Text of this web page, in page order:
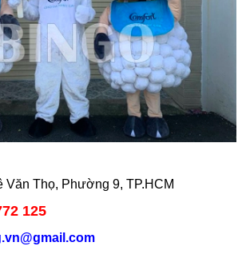
Văn Thọ, Phường 9, TP.HCM
125